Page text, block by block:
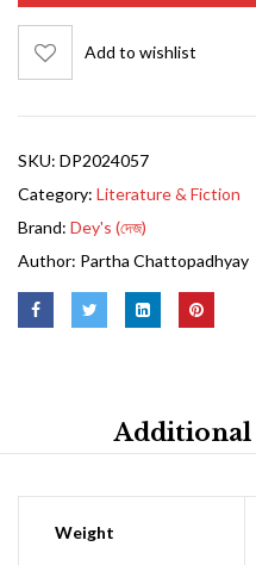
Add to wishlist
SKU: DP2024057
Category: Literature & Fiction
Brand: Dey's (দেজ)
Author: Partha Chattopadhyay
Weight